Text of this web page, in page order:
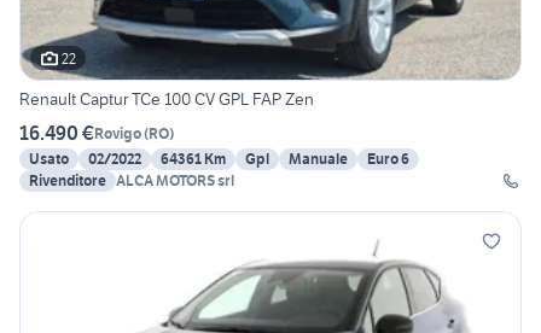
22
Renault Captur TCe 100 CV GPL FAP Zen
16.490 €Rovigo(RO)
Usato
02/2022 64361 Km Gpl Manuale
Euro 6
Rivenditore ALCA MOTORS srl